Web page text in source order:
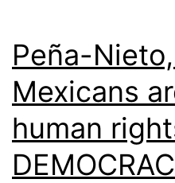
Peña-
Mexicans
human